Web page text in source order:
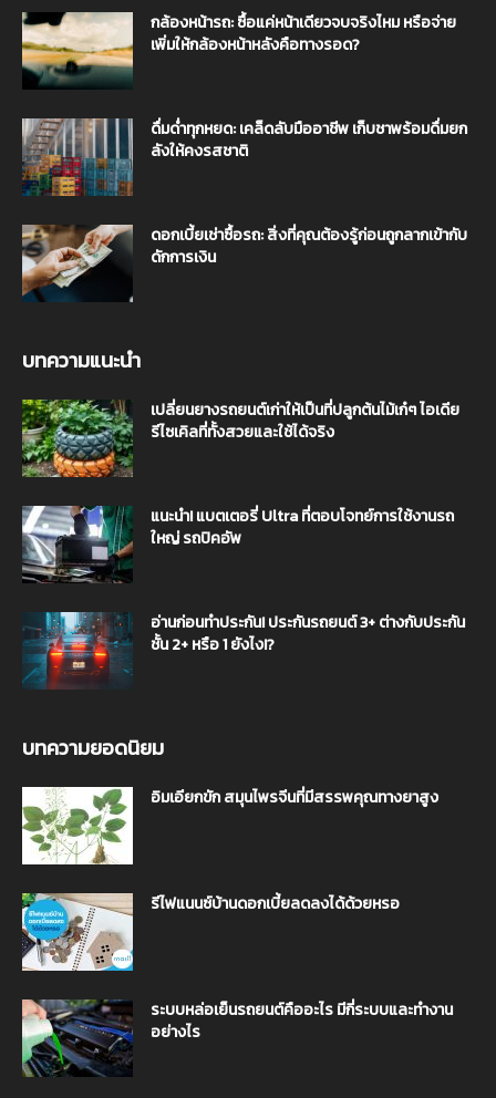
กล้องหน้ารถ: ซื้อแค่หน้าเดียวจบจริงไหม หรือจ่าย
เพิ่มให้กล้องหน้าหลังคือทางรอด?
ดื่มด่ำทุกหยด: เคล็ดลับมืออาชีพ เก็บชาพร้อมดื่มยก
ลังให้คงรสชาติ
ดอกเบี้ยเช่าซื้อรถ: สิ่งที่คุณต้องรู้ก่อนถูกลากเข้ากับ
ดักการเงิน
บทความแนะนำ
เปลี่ยนยางรถยนต์เก่าให้เป็นที่ปลูกต้นไม้เก๋ๆ ไอเดีย
รีไซเคิลที่ทั้งสวยและใช้ได้จริง
แนะนำ! แบตเตอรี่ Ultra ที่ตอบโจทย์การใช้งานรถ
ใหญ่ รถปิคอัพ
อ่านก่อนทำประกัน! ประกันรถยนต์ 3+ ต่างกับประกัน
ชั้น 2+ หรือ 1 ยังไง!?
บทความยอดนิยม
อิมเอียกขัก สมุนไพรจีนที่มีสรรพคุณทางยาสูง
รีไฟแนนซ์บ้านดอกเบี้ยลดลงได้ด้วยหรอ
ระบบหล่อเย็นรถยนต์คืออะไร มีกี่ระบบและทำงาน
อย่างไร